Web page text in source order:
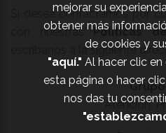
Si desea contactarnos por
con nuestras Políticas
escríbanos a la siguiente
Grupo
Atención:
mejorar su
obtener más
de cookies y
"aquí." Al hacer clic
esta página o hacer
nos das tu